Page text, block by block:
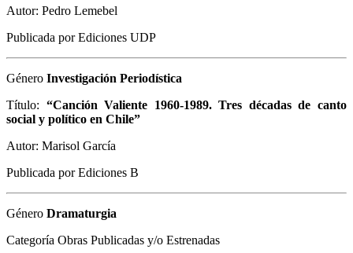
Autor: Pedro Lemebel
Publicada por Ediciones UDP
Género Investigación Periodística
Título: “Canción Valiente 1960-1989. Tres décadas de canto
social y político en Chile”
Autor: Marisol García
Publicada por Ediciones B
Género Dramaturgia
Categoría Obras Publicadas y/o Estrenadas